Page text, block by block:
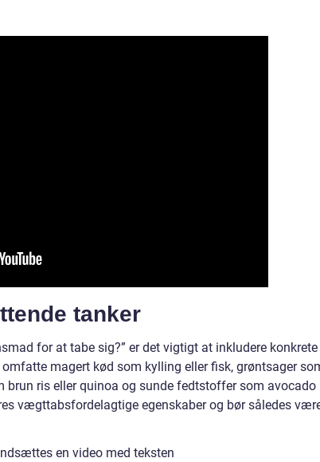
tanker
for at tabe sig?” er det vigtigt at inkludere konkrete
magert kød som kylling eller fisk, grøntsager
brun ris eller quinoa og sunde fedtstoffer som avocado
vægttabsfordelagtige egenskaber og bør således
en video med teksten